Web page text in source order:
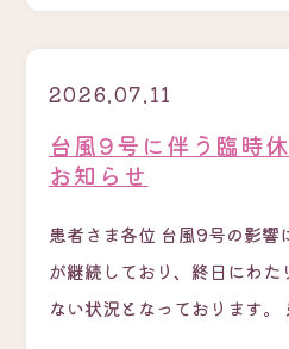
2026.07.11
台風9号に伴う臨時
お知らせ
患者さま各位 台風9号の影響
が継続しており、終日にわ
ない状況となっております